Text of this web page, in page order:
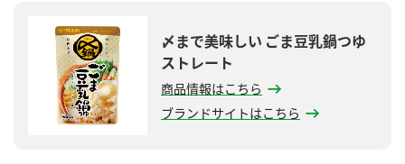
〆まで美味しい ごま豆乳鍋つゆ
ストレート
商品情報はこちら
ブランドサイトはこちら